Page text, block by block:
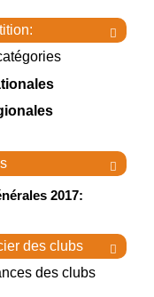


2017:

des clubs
des clubs